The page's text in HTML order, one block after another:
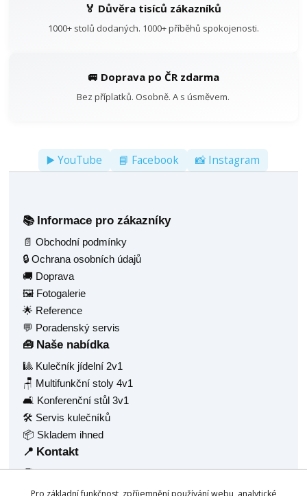
🏅 Důvěra tisíců zákazníků
1000+ stolů dodaných. 1000+ příběhů spokojenosti.
🚐 Doprava po ČR zdarma
Bez příplatků. Osobně. A s úsměvem.
▶️ YouTube 📘 Facebook 📸 Instagram
📚 Informace pro zákazníky
📄 Obchodní podmínky
🔒 Ochrana osobních údajů
🚚 Doprava
🖼️ Fotogalerie
🌟 Reference
💬 Poradenský servis
🧰 Naše nabídka
🎱 Kulečník jídelní 2v1
🪑 Multifunkční stoly 4v1
🛋️ Konferenční stůl 3v1
🛠️ Servis kulečníků
📦 Skladem ihned
📍 Kontakt
🧑‍💼 Radek Balaš
🏠 Hlavní 1377
Pro základní funkčnost, zpříjemnění používání webu, analytické